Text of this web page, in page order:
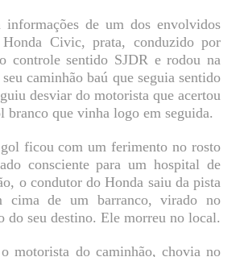
informações de um dos envolvidos
Civic, prata, conduzido por
controle sentido SJDR e rodou na
caminhão baú que seguia sentido
desviar do motorista que acertou
branco que vinha logo em seguida.
ficou com um ferimento no rosto
consciente para um hospital de
o condutor do Honda saiu da pista
cima de um barranco, virado no
do seu destino. Ele morreu no local.
motorista do caminhão, chovia no